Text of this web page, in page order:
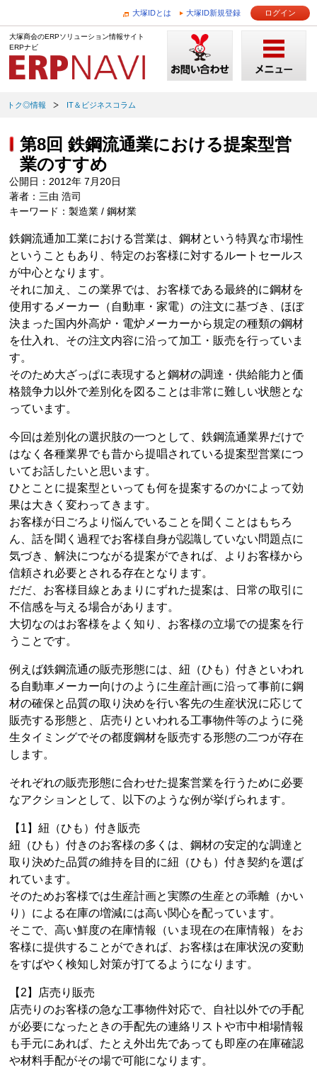
大塚IDとは 大塚ID新規登録 ログイン
大塚商会のERPソリューション情報サイト
ERPナビ
トク◎情報 IT＆ビジネスコラム
第8回 鉄鋼流通業における提案型営
業のすすめ
公開日：2012年 7月20日
著者：三由 浩司
キーワード：製造業 / 鋼材業
鉄鋼流通加工業における営業は、鋼材という特異な市場性
ということもあり、特定のお客様に対するルートセールス
が中心となります。
それに加え、この業界では、お客様である最終的に鋼材を
使用するメーカー（自動車・家電）の注文に基づき、ほぼ
決まった国内外高炉・電炉メーカーから規定の種類の鋼材
を仕入れ、その注文内容に沿って加工・販売を行っていま
す。
そのため大ざっぱに表現すると鋼材の調達・供給能力と価
格競争力以外で差別化を図ることは非常に難しい状態とな
っています。
今回は差別化の選択肢の一つとして、鉄鋼流通業界だけで
はなく各種業界でも昔から提唱されている提案型営業につ
いてお話したいと思います。
ひとことに提案型といっても何を提案するのかによって効
果は大きく変わってきます。
お客様が日ごろより悩んでいることを聞くことはもちろ
ん、話を聞く過程でお客様自身が認識していない問題点に
気づき、解決につながる提案ができれば、よりお客様から
信頼され必要とされる存在となります。
だだ、お客様目線とあまりにずれた提案は、日常の取引に
不信感を与える場合があります。
大切なのはお客様をよく知り、お客様の立場での提案を行
うことです。
例えば鉄鋼流通の販売形態には、紐（ひも）付きといわれ
る自動車メーカー向けのように生産計画に沿って事前に鋼
材の確保と品質の取り決めを行い客先の生産状況に応じて
販売する形態と、店売りといわれる工事物件等のように発
生タイミングでその都度鋼材を販売する形態の二つが存在
します。
それぞれの販売形態に合わせた提案営業を行うために必要
なアクションとして、以下のような例が挙げられます。
【1】紐（ひも）付き販売
紐（ひも）付きのお客様の多くは、鋼材の安定的な調達と
取り決めた品質の維持を目的に紐（ひも）付き契約を選ば
れています。
そのためお客様では生産計画と実際の生産との乖離（かい
り）による在庫の増減には高い関心を配っています。
そこで、高い鮮度の在庫情報（いま現在の在庫情報）をお
客様に提供することができれば、お客様は在庫状況の変動
をすばやく検知し対策が打てるようになります。
【2】店売り販売
店売りのお客様の急な工事物件対応で、自社以外での手配
が必要になったときの手配先の連絡リストや市中相場情報
も手元にあれば、たとえ外出先であっても即座の在庫確認
や材料手配がその場で可能になります。